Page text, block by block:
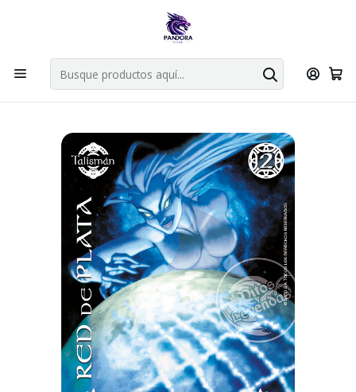
Por compras en cartas singles superiores a 49.990 el envio es
Explorar singles
Inicio Juegos de cartas TCG Mitos y Leyendas TCG
Singles Primer Bloque MYL Talisman